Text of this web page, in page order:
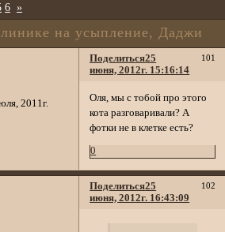
на усыпление, Даджи
6 »
Поделиться 101
25
июня, 2012г. 15:16:14
2011г.
Оля, мы с тобой про этого
кота разговаривали? А
фотки не в клетке есть?
0
Поделиться 102
25
июня, 2012г. 16:43:09